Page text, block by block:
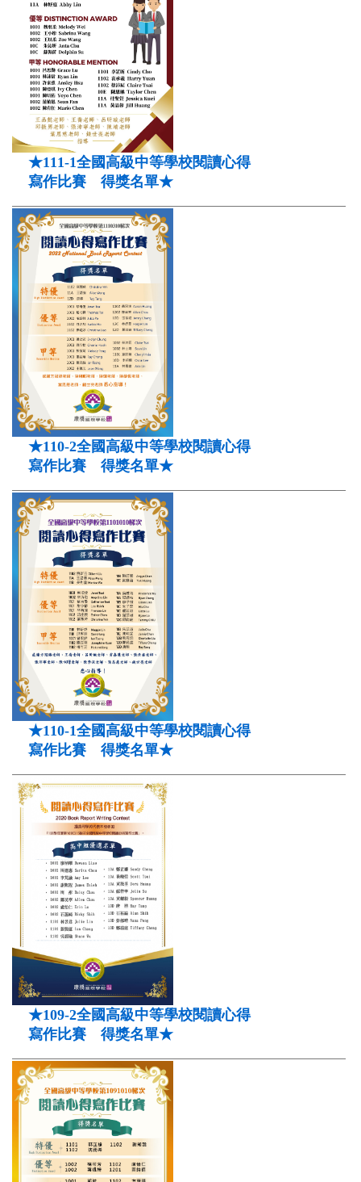
★111-1全國高級中等學校閱讀心得
寫作比賽 得獎名單★
★110-2全國高級中等學校閱讀心得
寫作比賽 得獎名單★
★110-1全國高級中等學校閱讀心得
寫作比賽 得獎名單★
★109-2全國高級中等學校閱讀心得
寫作比賽 得獎名單★